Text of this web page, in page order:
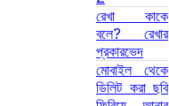
রেখা কাকে
বলে? রেখার
প্রকারভেদ
মোবাইল থেকে
ডিলিট করা ছবি